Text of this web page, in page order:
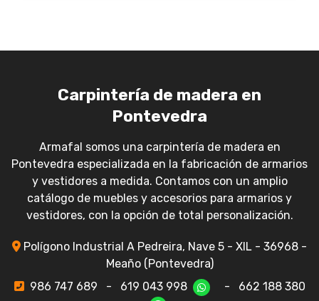
Carpintería de madera en
Pontevedra
Armafal somos una carpintería de madera en
Pontevedra especializada en la fabricación de armarios
y vestidores a medida. Contamos con un amplio
catálogo de muebles y accesorios para armarios y
vestidores, con la opción de total personalización.
Polígono Industrial A Pedreira, Nave 5 - XIL - 36968 -
Meaño (Pontevedra)
986 747 689
- 619 043 998 - 662 188 380